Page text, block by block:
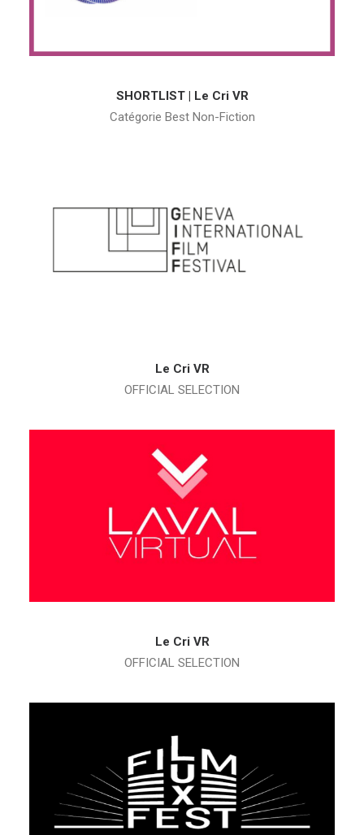
SHORTLIST | Le Cri VR
Catégorie Best Non-Fiction
Le Cri VR
OFFICIAL SELECTION
Le Cri VR
OFFICIAL SELECTION